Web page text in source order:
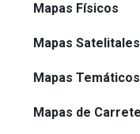
Mapas Físicos
Mapas Satelitales
Mapas Temáticos
Mapas de